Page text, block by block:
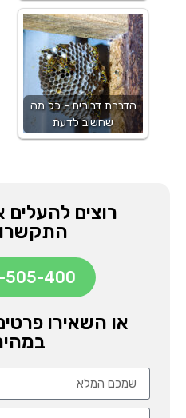
הדברת דבורים - כל מה
שחשוב לדעת
רוצים
התקשרו
505-400
או השאירו